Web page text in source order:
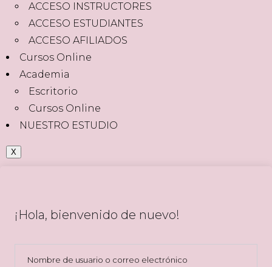
ACCESO INSTRUCTORES
ACCESO ESTUDIANTES
ACCESO AFILIADOS
Cursos Online
Academia
Escritorio
Cursos Online
NUESTRO ESTUDIO
X
¡Hola, bienvenido de nuevo!